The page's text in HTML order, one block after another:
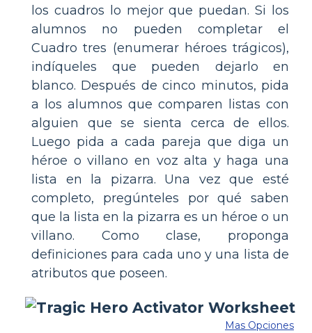
los cuadros lo mejor que puedan. Si los
alumnos no pueden completar el
Cuadro tres (enumerar héroes trágicos),
indíqueles que pueden dejarlo en
blanco. Después de cinco minutos, pida
a los alumnos que comparen listas con
alguien que se sienta cerca de ellos.
Luego pida a cada pareja que diga un
héroe o villano en voz alta y haga una
lista en la pizarra. Una vez que esté
completo, pregúnteles por qué saben
que la lista en la pizarra es un héroe o un
villano. Como clase, proponga
definiciones para cada uno y una lista de
atributos que poseen.
Mas Opciones